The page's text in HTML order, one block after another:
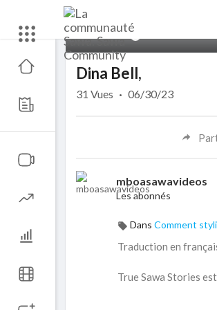
00:00
Dina Bell,
31 Vues · 06/30/23
mboasawavideos
Les abonnés
Dans Comment
Traduction en
True Sawa Stories